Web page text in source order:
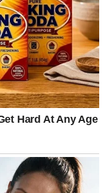
posebno kada je
razočaranja,
sam. Tokom
koji menja njegov
duša Jarca dolazi tiho,
oseća odmah.
– može biti osoba iz
ili neko potpuno
Jarac dugo nije
Nema obećanja u
graditi nešto trajno.